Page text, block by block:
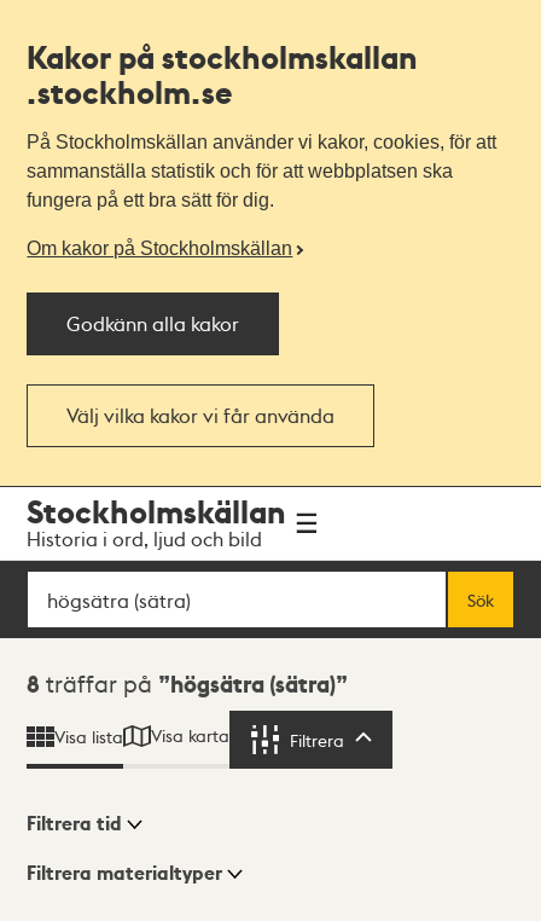
Kakor på stockholmskallan
.stockholm.se
På Stockholmskällan använder vi kakor, cookies, för att
sammanställa statistik och för att webbplatsen ska
fungera på ett bra sätt för dig.
Om kakor på Stockholmskällan
Godkänn alla kakor
Välj vilka kakor vi får använda
navigationen
huvudinnehållet
Stockholmskällan
Historia i ord, ljud och bild
Sök
Sök
Sökresultat
8 träffar på högsätra (sätra)
Visa lista Visa karta Filtrera
Visningsläge
Filtrera tid
Filtrera materialtyper